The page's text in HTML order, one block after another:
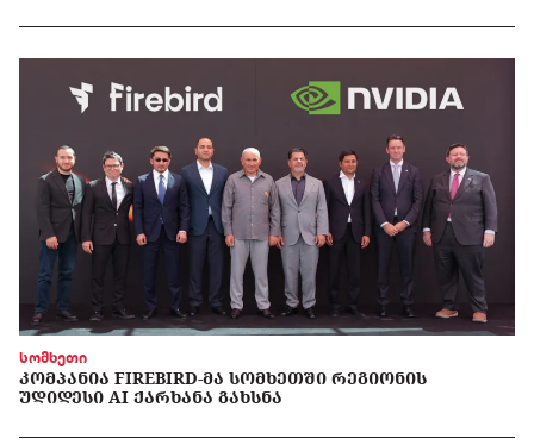
სომხეთი
ᲙᲝᲛᲞᲐᲜᲘᲐ FIREBIRD-ᲛᲐ ᲡᲝᲛᲮᲔᲗᲨᲘ ᲠᲔᲒᲘᲝᲜᲘᲡ
ᲣᲓᲘᲓᲔᲡᲘ AI ᲥᲐᲠᲮᲐᲜᲐ ᲒᲐᲮᲡᲜᲐ